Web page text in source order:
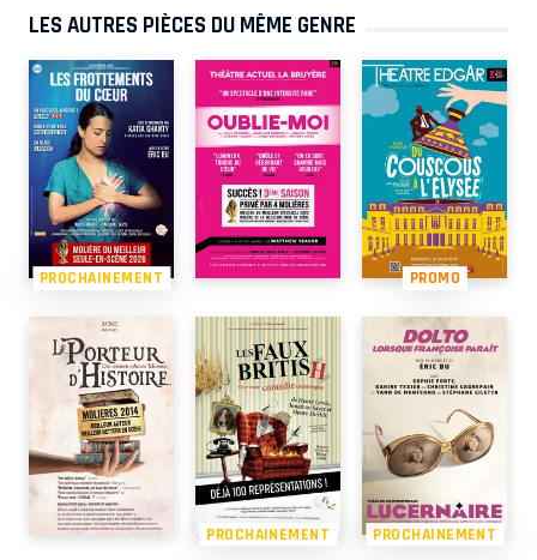
LES AUTRES PIÈCES DU MÊME GENRE
PROCHAINEMENT PROMO
PROCHAINEMENT PROCHAINEMENT